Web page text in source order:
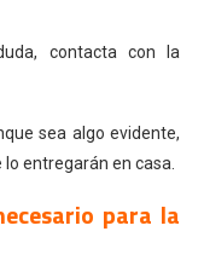
contacta con la
sea algo evidente,
entregarán en casa.
para la